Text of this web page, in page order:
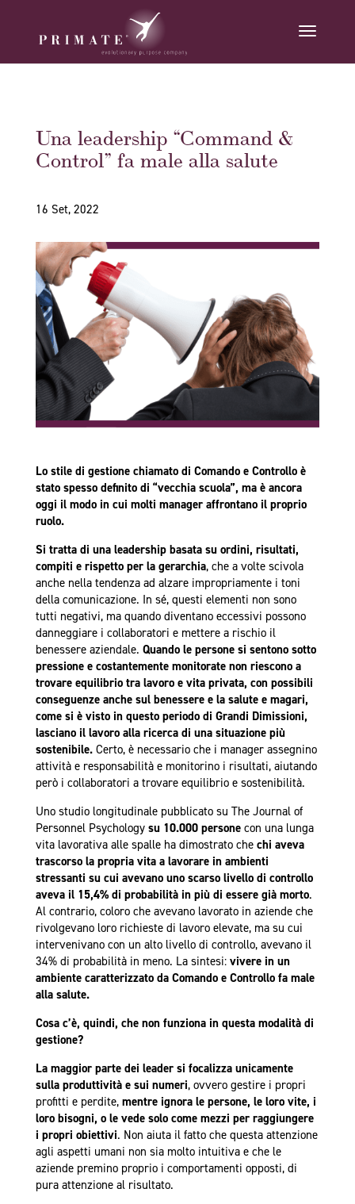
Una leadership “Command &
Control” fa male alla salute
16 Set, 2022
Lo stile di gestione chiamato di Comando e Controllo è
stato spesso definito di “vecchia scuola”, ma è ancora
oggi il modo in cui molti manager affrontano il proprio
ruolo.
Si tratta di una leadership basata su ordini, risultati,
compiti e rispetto per la gerarchia, che a volte scivola
anche nella tendenza ad alzare impropriamente i toni
della comunicazione. In sé, questi elementi non sono
tutti negativi, ma quando diventano eccessivi possono
danneggiare i collaboratori e mettere a rischio il
benessere aziendale. Quando le persone si sentono sotto
pressione e costantemente monitorate non riescono a
trovare equilibrio tra lavoro e vita privata, con possibili
conseguenze anche sul benessere e la salute e magari,
come si è visto in questo periodo di Grandi Dimissioni,
lasciano il lavoro alla ricerca di una situazione più
sostenibile.Certo, è necessario che i manager assegnino
attività e responsabilità e monitorino i risultati, aiutando
però i collaboratori a trovare equilibrio e sostenibilità.
Uno studio longitudinale pubblicato su The Journal of
Personnel Psychology su 10.000 persone con una lunga
vita lavorativa alle spalle ha dimostrato che chi aveva
trascorso la propria vita a lavorare in ambienti
stressanti su cui avevano uno scarso livello di controllo
aveva il 15,4% di probabilità in più di essere già morto.
Al contrario, coloro che avevano lavorato in aziende che
rivolgevano loro richieste di lavoro elevate, ma su cui
intervenivano con un alto livello di controllo, avevano il
34% di probabilità in meno. La sintesi: vivere in un
ambiente caratterizzato da Comando e Controllo fa male
alla salute.
Cosa c’è, quindi, che non funziona in questa modalità di
gestione?
La maggior parte dei leader si focalizza unicamente
sulla produttività e sui numeri, ovvero gestire i propri
profitti e perdite, mentre ignora le persone, le loro vite, i
loro bisogni, o le vede solo come mezzi per raggiungere
i propri obiettivi. Non aiuta il fatto che questa attenzione
agli aspetti umani non sia molto intuitiva e che le
aziende premino proprio i comportamenti opposti, di
pura attenzione al risultato.